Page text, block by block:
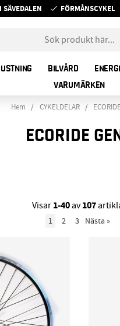
SÄVEDALEN FÖRMÅNSCYKEL
BILVÅRD
VARUMÄRKEN
Hem CYKELDELAR
ECORIDE
Visar 1-40av107
1 2 3 Nästa »